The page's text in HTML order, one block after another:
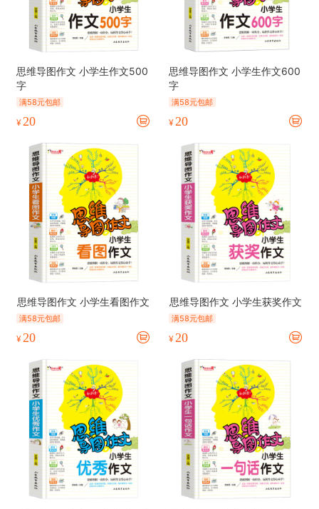
思维导图作文 小学生作文500
字
满58元包邮
¥ 20
思维导图作文 小学生作文600
字
满58元包邮
¥ 20
思维导图作文 小学生看图作文
满58元包邮
¥ 20
思维导图作文 小学生获奖作文
满58元包邮
¥ 20